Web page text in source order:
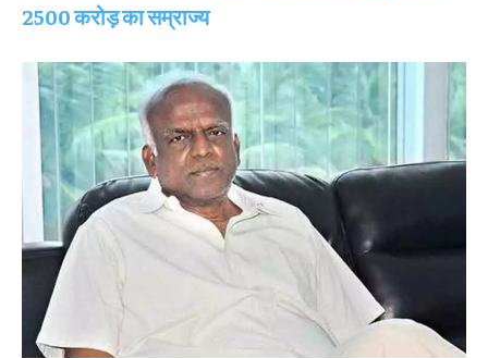
2500 करोड़ का सम्राज्य